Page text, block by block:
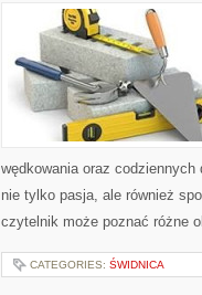
wędkowania oraz
nie tylko pasja, ale również
czytelnik może poznać różne
CATEGORIES: ŚWIDNICA